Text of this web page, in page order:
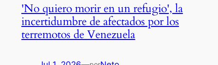
'No quiero morir en un refugio', la
incertidumbre de afectados por los
terremotos de Venezuela